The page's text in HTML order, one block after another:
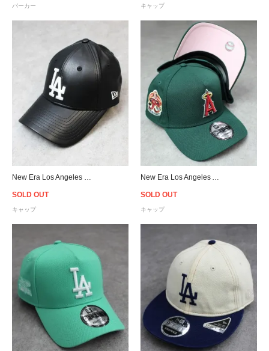
パーカー キャップ
SOLD OUT
キャップ
SOLD OUT
キャップ